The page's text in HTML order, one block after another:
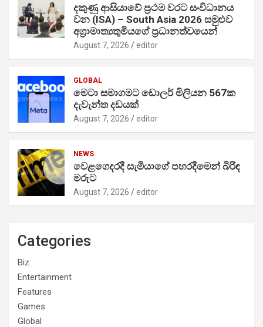
දකුණු ආසියාවේ ප්‍රථම වරට සංවිධානය
වන (ISA) – South Asia 2026 සමුළුව
අග්‍රාමාත්‍යතුමියගේ ප්‍රධානත්වයෙන්
August 7, 2026 editor
GLOBAL
මෙටා සමාගමට ඩොලර් මිලියන 567ක
දැවැන්ත දඩයක්
August 7, 2026 editor
NEWS
වෙළගෙදරදී සැමියාගේ පහරදීමෙන් බිරිඳ
මරුට
August 7, 2026 editor
Categories
Biz
Entertainment
Features
Games
Global